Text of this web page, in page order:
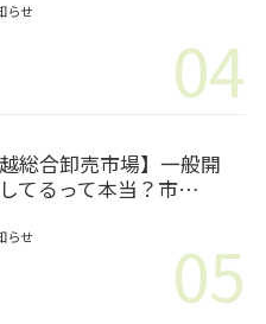
らせ
04
越総合卸売市場】一般開
てるって本当？市…
らせ 05